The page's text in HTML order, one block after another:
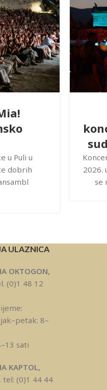
u Puli u
dobrih
2026.
se
ULAZNICA
OKTOGON,
(0)1 48 12
8–
sati
KAPTOL,
tel: (0)1 44 44